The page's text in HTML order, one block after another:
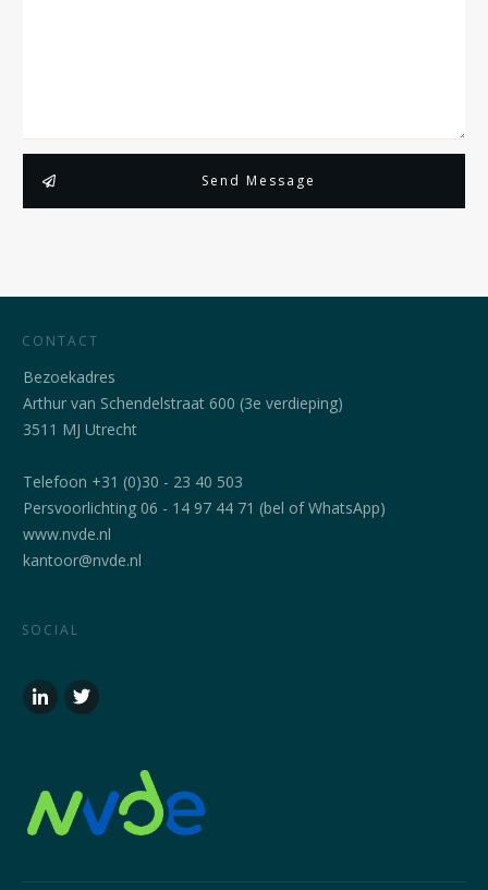
Send Message
CONTACT
Bezoekadres
Arthur van Schendelstraat 600 (3e verdieping)
3511 MJ Utrecht
Telefoon +31 (0)30 - 23 40 503
Persvoorlichting 06 - 14 97 44 71 (bel of WhatsApp)
www.nvde.nl
kantoor@nvde.nl
SOCIAL